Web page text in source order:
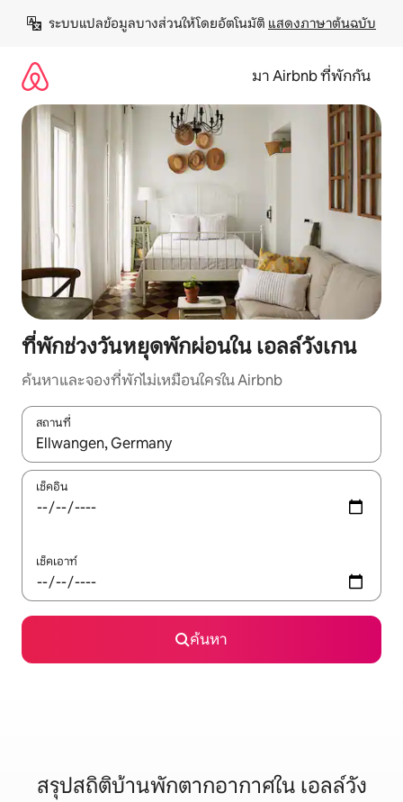
เนื้อหา
ระบบแปลข้อมูลบางส่วนให้โดยอัตโนมัติ แสดงภาษาต้นฉบับ
มา Airbnb ที่พักกัน
ที่พักช่วงวันหยุดพักผ่อนใน เอลล์วังเกน
ค้นหาและจองที่พักไม่เหมือนใครใน Airbnb
สถานที่
ใช้ลูกศรขึ้นลง หรือใช้การสัมผัสหรือปัด เพื่อสำรวจผลการค้นหา
เช็คอิน
เช็คเอาท์
ค้นหา
สรุปสถิติบ้านพักตากอากาศใน เอลล์วัง